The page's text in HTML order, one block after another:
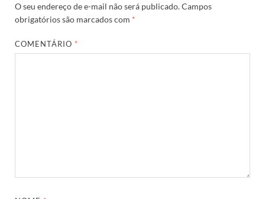
O seu endereço de e-mail não será publicado.Campos
obrigatórios são marcados com *
COMENTÁRIO *